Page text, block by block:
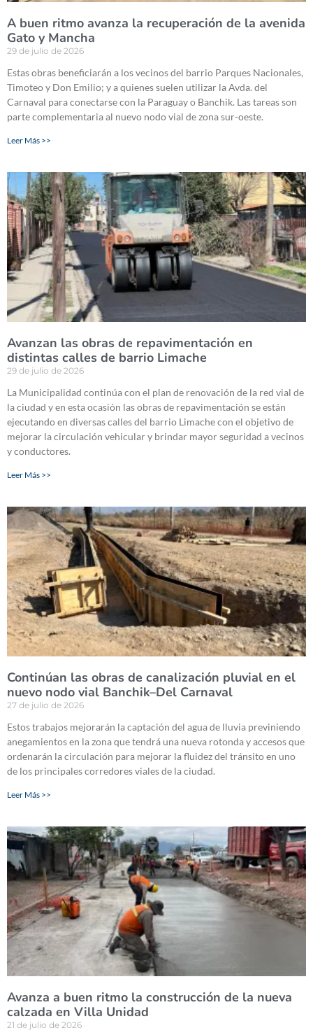
A buen ritmo avanza la recuperación de la avenida
Gato y Mancha
29 de julio de 2026
Estas obras beneficiarán a los vecinos del barrio Parques Nacionales,
Timoteo y Don Emilio; y a quienes suelen utilizar la Avda. del
Carnaval para conectarse con la Paraguay o Banchik. Las tareas son
parte complementaria al nuevo nodo vial de zona sur-oeste.
Leer Más >>
Avanzan las obras de repavimentación en
distintas calles de barrio Limache
29 de julio de 2026
La Municipalidad continúa con el plan de renovación de la red vial de
la ciudad y en esta ocasión las obras de repavimentación se están
ejecutando en diversas calles del barrio Limache con el objetivo de
mejorar la circulación vehicular y brindar mayor seguridad a vecinos
y conductores.
Leer Más >>
Continúan las obras de canalización pluvial en el
nuevo nodo vial Banchik–Del Carnaval
27 de julio de 2026
Estos trabajos mejorarán la captación del agua de lluvia previniendo
anegamientos en la zona que tendrá una nueva rotonda y accesos que
ordenarán la circulación para mejorar la fluidez del tránsito en uno
de los principales corredores viales de la ciudad.
Leer Más >>
Avanza a buen ritmo la construcción de la nueva
calzada en Villa Unidad
21 de julio de 2026